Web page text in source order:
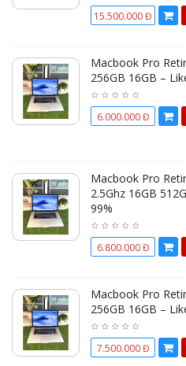
15.500.000 Đ
Macbook Pro
256GB 16GB –
6.000.000 Đ
Macbook Pro
2.5Ghz 16GB
99%
6.800.000 Đ
Macbook Pro
256GB 16GB –
7.500.000 Đ